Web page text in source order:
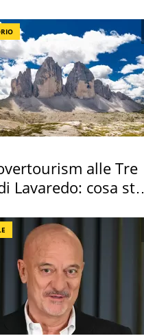
alle Tre
Lavaredo: cosa sta